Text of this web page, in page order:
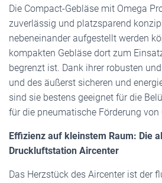
Die Compact-Gebläse mit Omega
zuverlässig und platzsparend
nebeneinander aufgestellt werden
kompakten Gebläse dort zum
begrenzt ist. Dank ihrer robusten
und des äußerst sicheren und
sind sie bestens geeignet für die
für die pneumatische Förderung von
Effizienz auf kleinstem Raum: Die
Druckluftstation Aircenter
Das Herzstück des Aircenter ist der